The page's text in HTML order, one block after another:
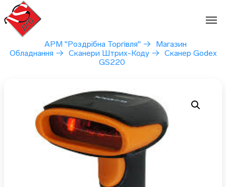
Перейти
вмісту
АРМ "Роздрібна Торгівля" →
Магазин
Обладнання → Сканери Штрих-Коду → Сканер Godex
GS220